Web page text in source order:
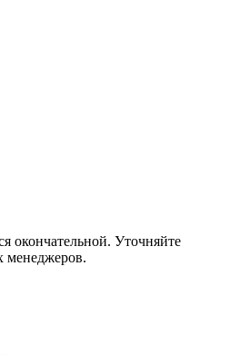
окончательной. Уточняйте
менеджеров.